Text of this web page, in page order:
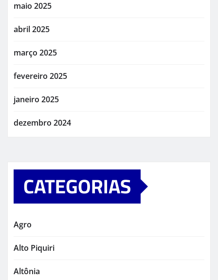
maio 2025
abril 2025
março 2025
fevereiro 2025
janeiro 2025
dezembro 2024
CATEGORIAS
Agro
Alto Piquiri
Altônia